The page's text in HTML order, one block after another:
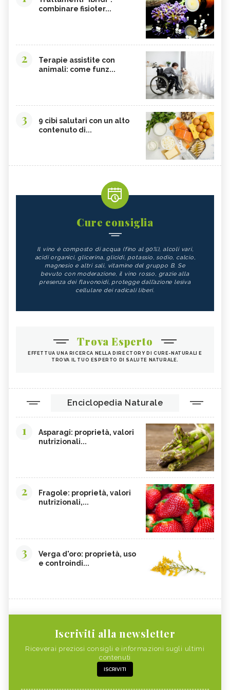
combinare fisioter...
2
Terapie assistite con
animali: come funz...
3
9 cibi salutari con un alto
contenuto di...
Cure consiglia
Il vino è composto di acqua (fino al 90%), alcoli vari,
acidi organici, glicerina, glicidi, potassio, sodio, calcio,
magnesio e altri sali, vitamine del gruppo B. Se
bevuto con moderazione, il vino rosso, grazie alla
presenza dei flavonoidi, protegge dall’azione lesiva
cellulare dei radicali liberi.
Trova Esperto
EFFETTUA UNA RICERCA NELLA DIRECTORY DI CURE-NATURALI E
TROVA IL TUO ESPERTO DI SALUTE NATURALE.
Enciclopedia Naturale
1
Asparagi: proprietà, valori
nutrizionali...
2
Fragole: proprietà, valori
nutrizionali,...
3
Verga d'oro: proprietà, uso
e controindi...
Iscriviti alla newsletter
Riceverai preziosi consigli e informazioni sugli ultimi
contenuti
ISCRIVITI